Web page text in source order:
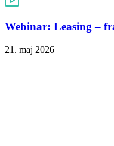
Webinar: Leasing –
21. maj 2026